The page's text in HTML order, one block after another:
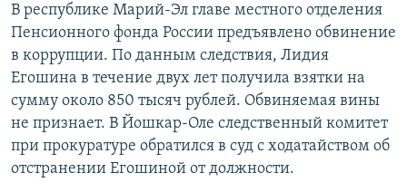
поиску
СЕВЕР.РЕАЛИИ
СИБИРЬ.РЕАЛИИ
РАСПИСАНИЕ ВЕЩАНИЯ
ПОДПИШИТЕСЬ НА РАССЫЛКУ
СОЦИАЛЬНЫЕ СЕТИ
В республике Марий-Эл главе местного отделения
Пенсионного фонда России предъявлено обвинение
в коррупции. По данным следствия, Лидия
Егошина в течение двух лет получила взятки на
сумму около 850 тысяч рублей. Обвиняемая вины
не признает. В Йошкар-Оле следственный комитет
при прокуратуре обратился в суд с ходатайством об
отстранении Егошиной от должности.